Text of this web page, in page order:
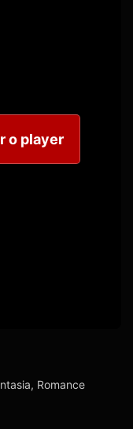
o player
, Romance